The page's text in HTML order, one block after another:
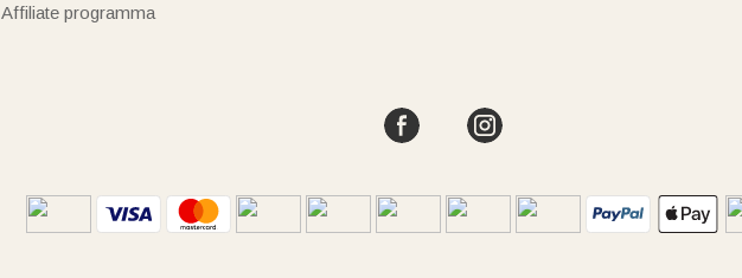
Affiliate programma